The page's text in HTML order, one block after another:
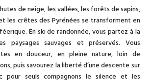
de neige, les vallées, les forêts de sapins,
les crêtes des Pyrénées se transforment en
En ski de randonnée, vous partez à la
paysages sauvages et préservés. Vous
en douceur, en pleine nature, loin de
puis savourez la liberté d’une descente sur
pour seuls compagnons le silence et les